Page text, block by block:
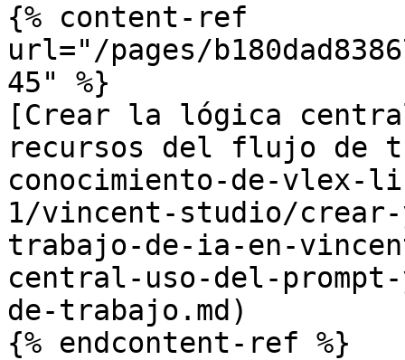
{% content-ref
url="/pages/
45" %}
[Crear la lógica
recursos del flujo de
conocimiento-de-
1/vincent-studio/
trabajo-de-ia-en-
central-uso-del-
de-trabajo.md)
{% endcontent-ref %}